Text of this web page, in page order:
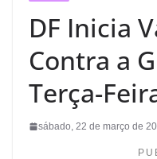
DF Inicia
Contra a
Terça-
sábado, 22 de março de